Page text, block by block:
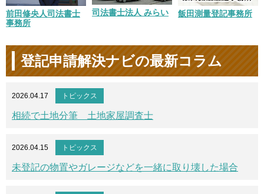
前田修央人司法書士
事務所
司法書士法人 みらい 飯田測量登記事務所
登記申請解決ナビの最新コラム
2026.04.17 トピックス
相続で土地分筆 土地家屋調査士
2026.04.15 トピックス
未登記の物置やガレージなどを一緒に取り壊した場合